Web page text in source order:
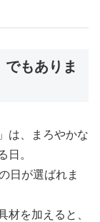
もありま
は、まろやかな
日。
日が選ばれま
材を加えると、